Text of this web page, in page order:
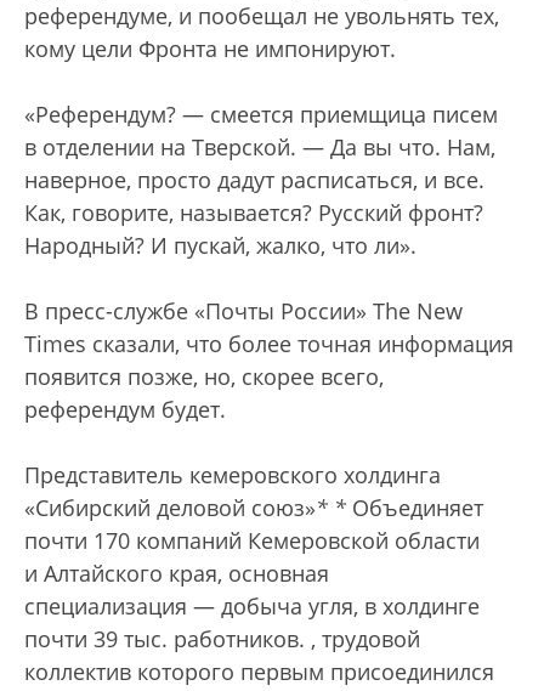
референдуме, и пообещал не увольнять тех,
кому цели Фронта не импонируют.
«Референдум? — смеется приемщица писем
в отделении на Тверской. — Да вы что. Нам,
наверное, просто дадут расписаться, и все.
Как, говорите, называется? Русский фронт?
Народный? И пускай, жалко, что ли».
В пресс-службе «Почты России» The New
Times сказали, что более точная информация
появится позже, но, скорее всего,
референдум будет.
Представитель кемеровского холдинга
«Сибирский деловой союз»* * Объединяет
почти 170 компаний Кемеровской области
и Алтайского края, основная
специализация — добыча угля, в холдинге
почти 39 тыс. работников. , трудовой
коллектив которого первым присоединился